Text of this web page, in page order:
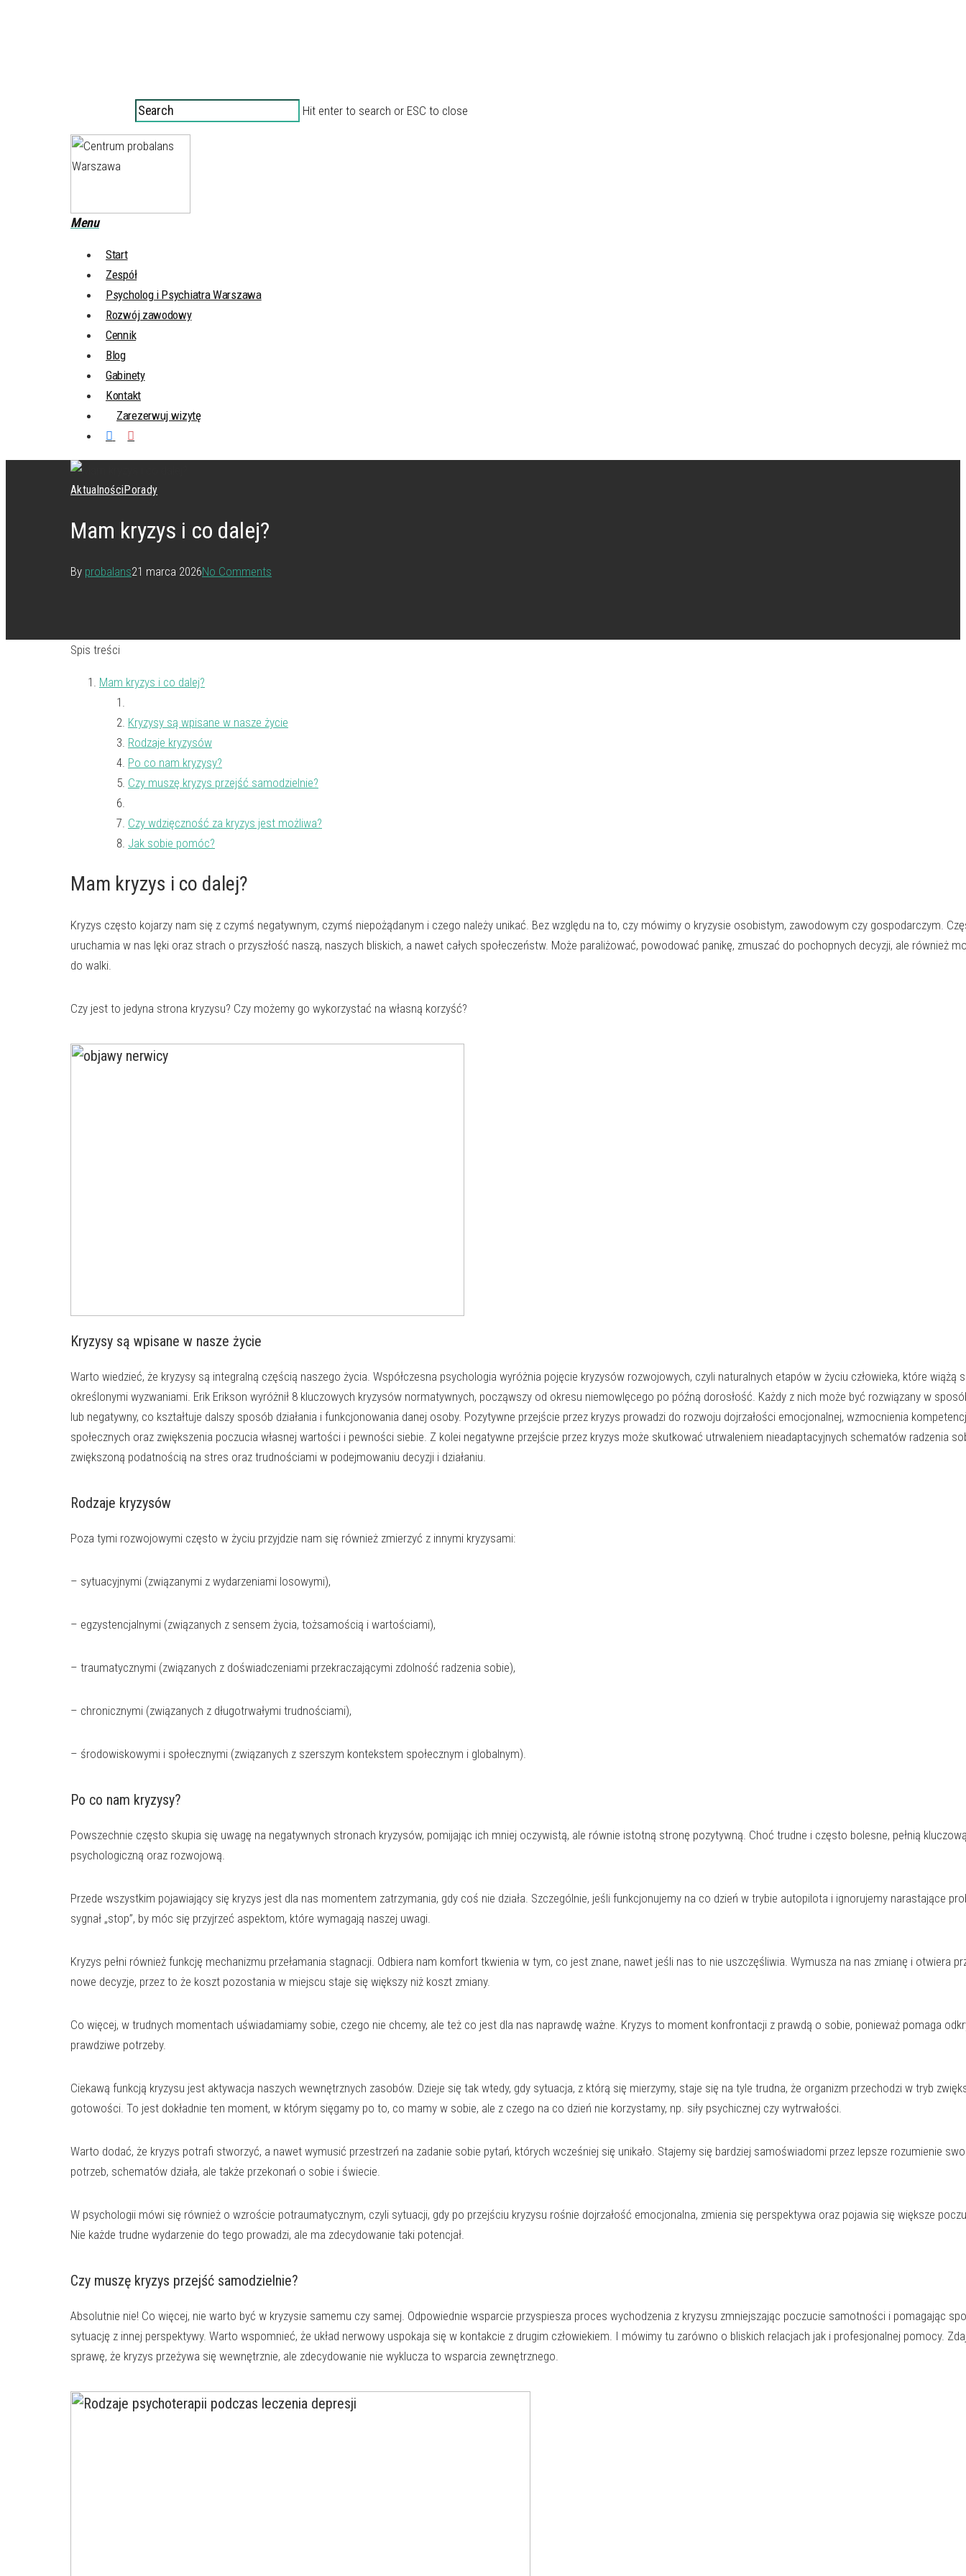
Hit enter to search or ESC to close
Menu
Start
Zespół
Psycholog i Psychiatra Warszawa
Rozwój zawodowy
Cennik
Blog
Gabinety
Kontakt
Zarezerwuj wizytę
AktualnościPorady
Mam kryzys i co dalej?
By probalans21 marca 2026No Comments
Spis treści
Mam kryzys i co dalej?
Kryzysy są wpisane w nasze życie
Rodzaje kryzysów
Po co nam kryzysy?
Czy muszę kryzys przejść samodzielnie?
Czy wdzięczność za kryzys jest możliwa?
Jak sobie pomóc?
Mam kryzys i co dalej?
Kryzys często kojarzy nam się z czymś negatywnym, czymś niepożądanym i czego należy unikać. Bez względu na to, czy mówimy o kryzysie osobistym, zawodowym czy gospodarczym.
uruchamia w nas lęki oraz strach o przyszłość naszą, naszych bliskich, a nawet całych społeczeństw. Może paraliżować, powodować panikę, zmuszać do pochopnych decyzji, ale również
do walki.
Czy jest to jedyna strona kryzysu? Czy możemy go wykorzystać na własną korzyść?
Kryzysy są wpisane w nasze życie
Warto wiedzieć, że kryzysy są integralną częścią naszego życia. Współczesna psychologia wyróżnia pojęcie kryzysów rozwojowych, czyli naturalnych etapów w życiu człowieka, które wiążą
określonymi wyzwaniami. Erik Erikson wyróżnił 8 kluczowych kryzysów normatywnych, począwszy od okresu niemowlęcego po późną dorosłość. Każdy z nich może być rozwiązany w
lub negatywny, co kształtuje dalszy sposób działania i funkcjonowania danej osoby. Pozytywne przejście przez kryzys prowadzi do rozwoju dojrzałości emocjonalnej, wzmocnienia
społecznych oraz zwiększenia poczucia własnej wartości i pewności siebie. Z kolei negatywne przejście przez kryzys może skutkować utrwaleniem nieadaptacyjnych schematów radzenia
zwiększoną podatnością na stres oraz trudnościami w podejmowaniu decyzji i działaniu.
Rodzaje kryzysów
Poza tymi rozwojowymi często w życiu przyjdzie nam się również zmierzyć z innymi kryzysami:
– sytuacyjnymi (związanymi z wydarzeniami losowymi),
– egzystencjalnymi (związanych z sensem życia, tożsamością i wartościami),
– traumatycznymi (związanych z doświadczeniami przekraczającymi zdolność radzenia sobie),
– chronicznymi (związanych z długotrwałymi trudnościami),
– środowiskowymi i społecznymi (związanych z szerszym kontekstem społecznym i globalnym).
Po co nam kryzysy?
Powszechnie często skupia się uwagę na negatywnych stronach kryzysów, pomijając ich mniej oczywistą, ale równie istotną stronę pozytywną. Choć trudne i często bolesne, pełnią
psychologiczną oraz rozwojową.
Przede wszystkim pojawiający się kryzys jest dla nas momentem zatrzymania, gdy coś nie działa. Szczególnie, jeśli funkcjonujemy na co dzień w trybie autopilota i ignorujemy narastające
sygnał „stop”, by móc się przyjrzeć aspektom, które wymagają naszej uwagi.
Kryzys pełni również funkcję mechanizmu przełamania stagnacji. Odbiera nam komfort tkwienia w tym, co jest znane, nawet jeśli nas to nie uszczęśliwia. Wymusza na nas zmianę i otwiera
nowe decyzje, przez to że koszt pozostania w miejscu staje się większy niż koszt zmiany.
Co więcej, w trudnych momentach uświadamiamy sobie, czego nie chcemy, ale też co jest dla nas naprawdę ważne. Kryzys to moment konfrontacji z prawdą o sobie, ponieważ pomaga
prawdziwe potrzeby.
Ciekawą funkcją kryzysu jest aktywacja naszych wewnętrznych zasobów. Dzieje się tak wtedy, gdy sytuacja, z którą się mierzymy, staje się na tyle trudna, że organizm przechodzi w tryb
gotowości. To jest dokładnie ten moment, w którym sięgamy po to, co mamy w sobie, ale z czego na co dzień nie korzystamy, np. siły psychicznej czy wytrwałości.
Warto dodać, że kryzys potrafi stworzyć, a nawet wymusić przestrzeń na zadanie sobie pytań, których wcześniej się unikało. Stajemy się bardziej samoświadomi przez lepsze rozumienie
potrzeb, schematów działa, ale także przekonań o sobie i świecie.
W psychologii mówi się również o wzroście potraumatycznym, czyli sytuacji, gdy po przejściu kryzysu rośnie dojrzałość emocjonalna, zmienia się perspektywa oraz pojawia się większe
Nie każde trudne wydarzenie do tego prowadzi, ale ma zdecydowanie taki potencjał.
Czy muszę kryzys przejść samodzielnie?
Absolutnie nie! Co więcej, nie warto być w kryzysie samemu czy samej. Odpowiednie wsparcie przyspiesza proces wychodzenia z kryzysu zmniejszając poczucie samotności i pomagając
sytuację z innej perspektywy. Warto wspomnieć, że układ nerwowy uspokaja się w kontakcie z drugim człowiekiem. I mówimy tu zarówno o bliskich relacjach jak i profesjonalnej pomocy.
sprawę, że kryzys przeżywa się wewnętrznie, ale zdecydowanie nie wyklucza to wsparcia zewnętrznego.